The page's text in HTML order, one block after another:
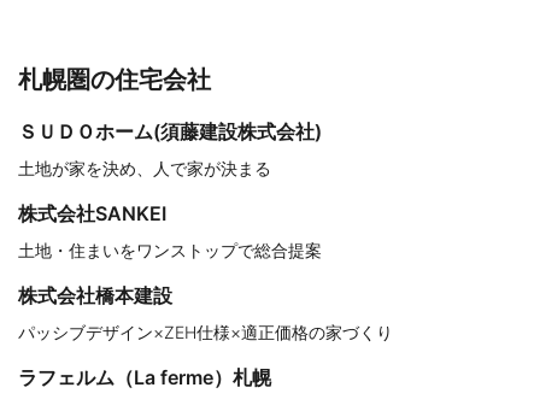
札幌圏の住宅会社
ＳＵＤＯホーム(須藤建設株式会社)
土地が家を決め、人で家が決まる
株式会社SANKEI
土地・住まいをワンストップで総合提案
株式会社橋本建設
パッシブデザイン×ZEH仕様×適正価格の家づくり
ラフェルム（La ferme）札幌